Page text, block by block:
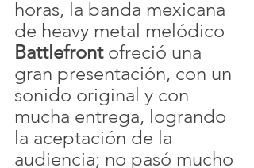
horas, la banda mexicana
de heavy metal melódico
Battlefront ofreció una
gran presentación, con un
sonido original y con
mucha entrega, logrando
la aceptación de la
audiencia; no pasó mucho